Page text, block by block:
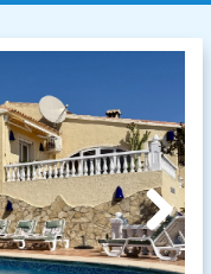
Koop Huur
Next